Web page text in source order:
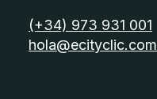
telèfon:
(+34) 973 931 001
email:
hola@ecityclic.com